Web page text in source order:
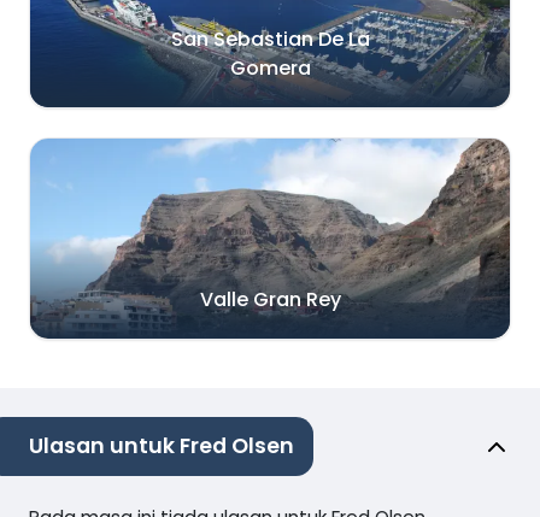
San Sebastian De La
Gomera
Valle Gran Rey
Ulasan untuk Fred Olsen